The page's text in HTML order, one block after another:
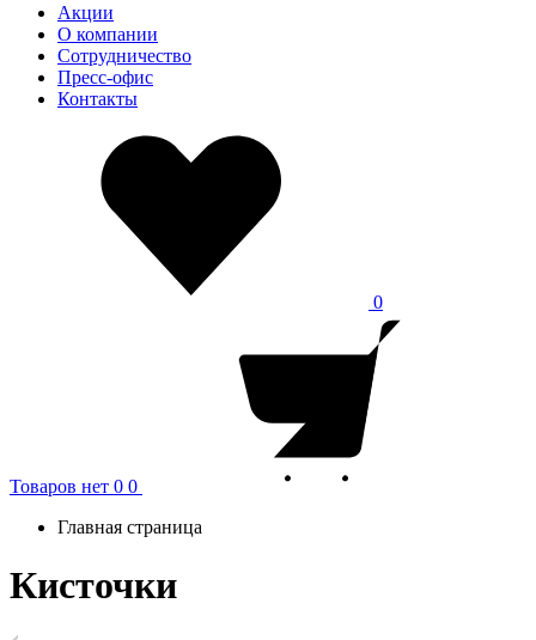
Акции
О компании
Сотрудничество
Пресс-офис
Контакты
0
Товаров нет 0 0
Главная страница
Кисточки